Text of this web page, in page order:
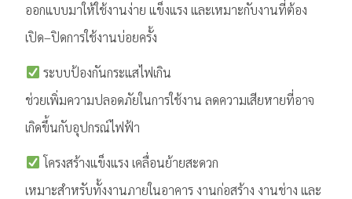
ออกแบบมาให้ใช้งานง่าย แข็งแรง และเหมาะกับงานที่ต้อง
เปิด–ปิดการใช้งานบ่อยครั้ง
ระบบป้องกันกระแสไฟเกิน
ช่วยเพิ่มความปลอดภัยในการใช้งาน ลดความเสียหายที่อาจ
เกิดขึ้นกับอุปกรณ์ไฟฟ้า
โครงสร้างแข็งแรง เคลื่อนย้ายสะดวก
เหมาะสำหรับทั้งงานภายในอาคาร งานก่อสร้าง งานช่าง และ